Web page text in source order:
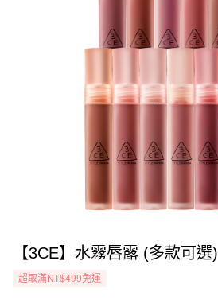
【3CE】水霧唇露 (多款可選)
超取滿NT$499免運